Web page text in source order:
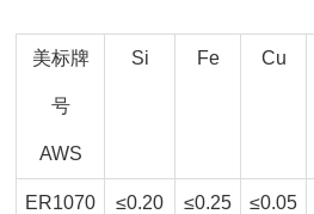
美标牌
号
AWS
Si Fe Cu
ER1070 ≤0.20 ≤0.25 ≤0.05